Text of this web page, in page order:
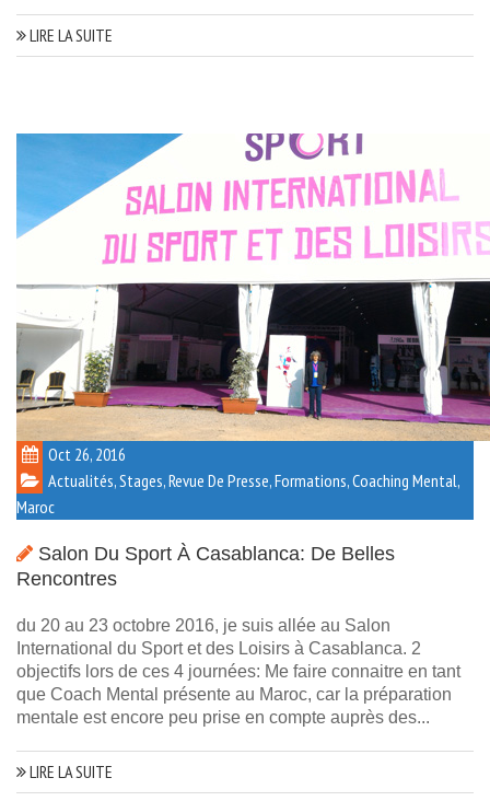
LIRE LA SUITE
Oct 26, 2016
Actualités, Stages, Revue De Presse, Formations,Coaching Mental,
Maroc
Salon Du Sport À Casablanca: De Belles
Rencontres
du 20 au 23 octobre 2016, je suis allée au Salon
International du Sport et des Loisirs à Casablanca. 2
objectifs lors de ces 4 journées: Me faire connaitre en tant
que Coach Mental présente au Maroc, car la préparation
mentale est encore peu prise en compte auprès des...
LIRE LA SUITE